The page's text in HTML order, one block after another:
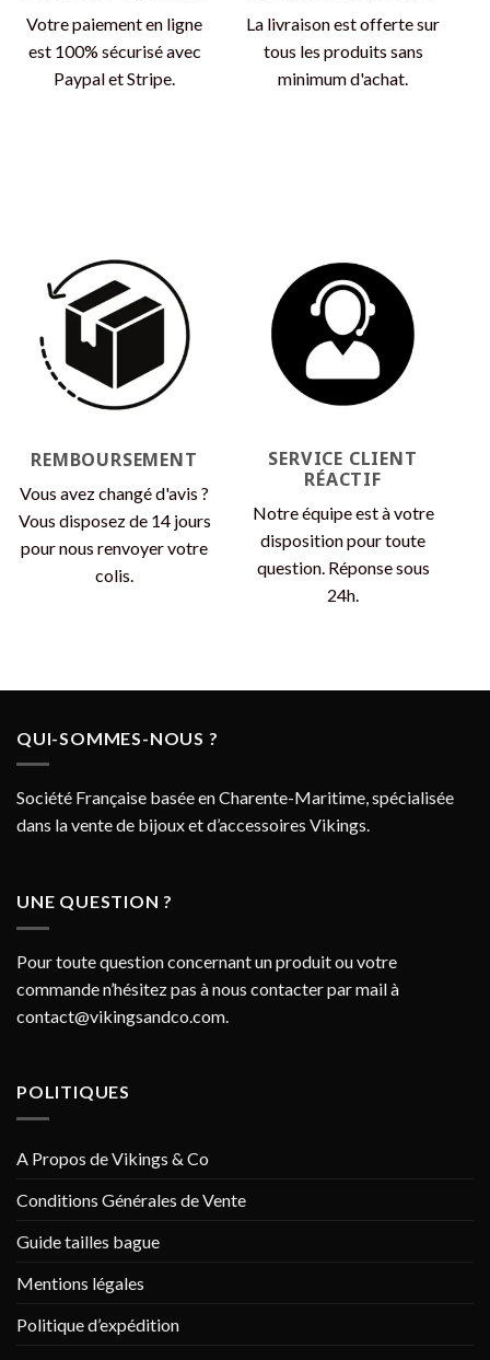
Votre paiement en ligne
est 100% sécurisé avec
Paypal et Stripe.
La livraison est offerte sur
tous les produits sans
minimum d'achat.
REMBOURSEMENT
Vous avez changé d'avis ?
Vous disposez de 14 jours
pour nous renvoyer votre
colis.
SERVICE CLIENT
RÉACTIF
Notre équipe est à votre
disposition pour toute
question. Réponse sous
24h.
QUI-SOMMES-NOUS ?
Société Française basée en Charente-Maritime, spécialisée
dans la vente de bijoux et d’accessoires Vikings.
UNE QUESTION ?
Pour toute question concernant un produit ou votre
commande n’hésitez pas à nous contacter par mail à
contact@vikingsandco.com
POLITIQUES
A Propos de Vikings & Co
Conditions Générales de Vente
Guide tailles bague
Mentions légales
Politique d’expédition